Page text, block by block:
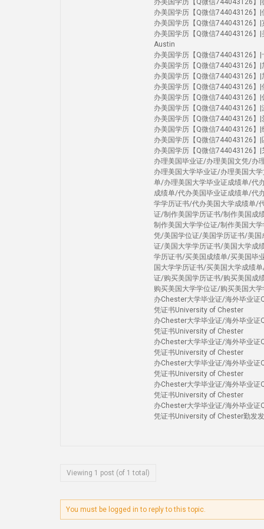
办美国学历【Q微信744043126】
办美国学历【Q微信744043126】
办美国学历【Q微信744043126】
办美国学历【Q微信744043126】
Austin
办美国学历【Q微信744043126】
办美国学历【Q微信744043126】
办美国学历【Q微信744043126】
办美国学历【Q微信744043126】
办美国学历【Q微信744043126】
办美国学历【Q微信744043126】
办美国学历【Q微信744043126】
办美国学历【Q微信744043126】
办美国学历【Q微信744043126】
办美国学历【Q微信744043126】
办理美国毕业证/办理美国文凭/办
办理美国大学毕业证/办理美国大
单/办理美国大学毕业证成绩单/代
成绩单/代办美国毕业证成绩单/代
学学历证书/代办美国大学成绩单/
证/制作美国学历证书/制作美国成
制作美国大学学位证/制作美国大
凭/美国学位证/美国学历证书/美
证/美国大学学历证书/美国大学成
学历证书/买美国成绩单/买美国毕
国大学学历证书/买美国大学成绩
证/购买美国学历证书/购买美国成
购买美国大学学位证/购买美国大
办Chester大学毕业证/海外毕业证
凭证书University of Chester
办Chester大学毕业证/海外毕业证
凭证书University of Chester
办Chester大学毕业证/海外毕业证
凭证书University of Chester
办Chester大学毕业证/海外毕业证
凭证书University of Chester
办Chester大学毕业证/海外毕业证
凭证书University of Chester
办Chester大学毕业证/海外毕业证
凭证书University of Chester勤发发
Viewing 1 post (of 1 total)
You must be logged in to reply to this topic.